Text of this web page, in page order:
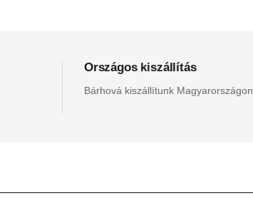
Országos kiszállítás
Bárhová kiszállítunk Magyarországon.